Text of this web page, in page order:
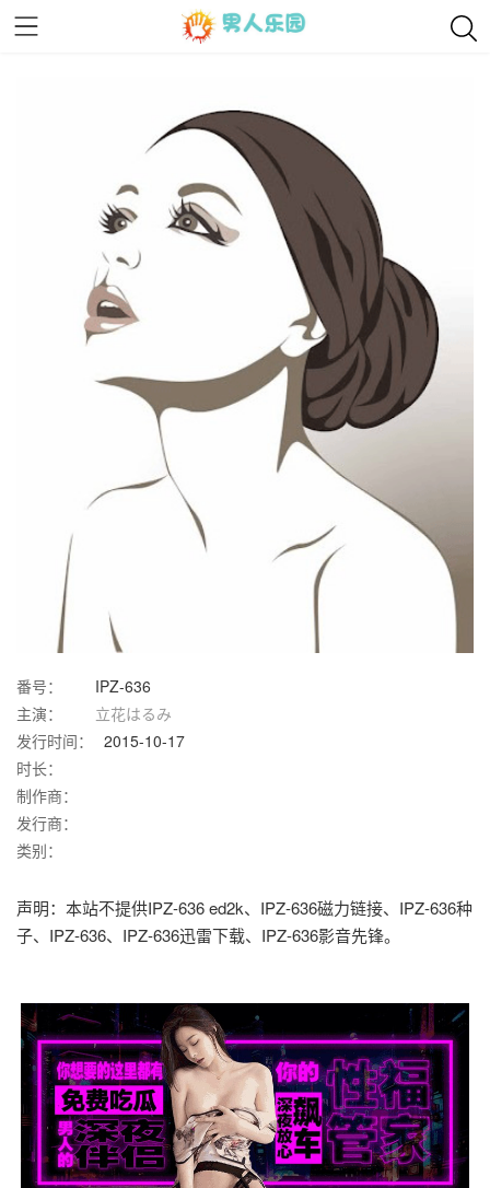
番号：
IPZ-636
主演：
立花はるみ
发行时间：
2015-10-17
时长：
制作商：
发行商：
类别：
声明：本站不提供IPZ-636 ed2k、IPZ-636磁力链接、IPZ-636种
子、IPZ-636、IPZ-636迅雷下载、IPZ-636影音先锋。